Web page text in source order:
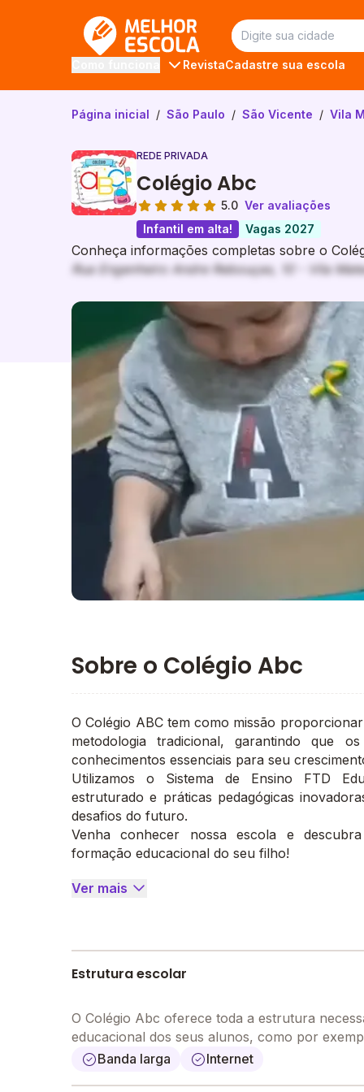
RevistaCadastre sua escola
Página inicial / São Paulo / São Vicente / Vila
REDE PRIVADA
Colégio Abc
5.0 Ver avaliações
Infantil em alta!
Vagas 2027
Conheça informações completas sobre o
Rua Engenheiro Andre Rebouças, 10 - Vila
Galeria de imagem
Sobre o Colégio Abc
O Colégio ABC tem como missão
metodologia tradicional, garantindo que
conhecimentos essenciais para seu
Utilizamos o Sistema de Ensino FTD
estruturado e práticas pedagógicas
desafios do futuro.
Venha conhecer nossa escola e
formação educacional do seu filho!
Ver mais
Estrutura escolar
O Colégio Abc oferece toda a estrutura
educacional dos seus alunos, como por
Banda larga
Internet